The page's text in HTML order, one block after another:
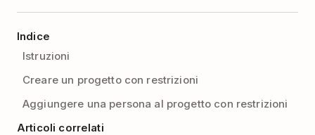
Indice
Istruzioni
Creare un progetto con restrizioni
Aggiungere una persona al progetto con restrizioni
Articoli correlati